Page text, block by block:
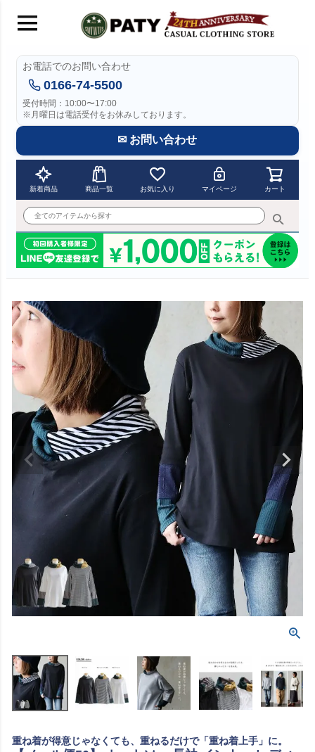
お電話でのお問い合わせ
0166-74-5500
受付時間：10:00〜17:00
※月曜日は電話受付をお休みしております。
✉ お問い合わせ
新着商品 商品一覧 お気に入り マイページ カート
重ね着が得意じゃなくても、重ねるだけで「重ね着上手」に。